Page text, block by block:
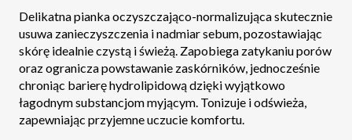
Delikatna pianka oczyszczająco-normalizująca skutecznie
usuwa zanieczyszczenia i nadmiar sebum, pozostawiając
skórę idealnie czystą i świeżą. Zapobiega zatykaniu porów
oraz ogranicza powstawanie zaskórników, jednocześnie
chroniąc barierę hydrolipidową dzięki wyjątkowo
łagodnym substancjom myjącym. Tonizuje i odświeża,
zapewniając przyjemne uczucie komfortu.